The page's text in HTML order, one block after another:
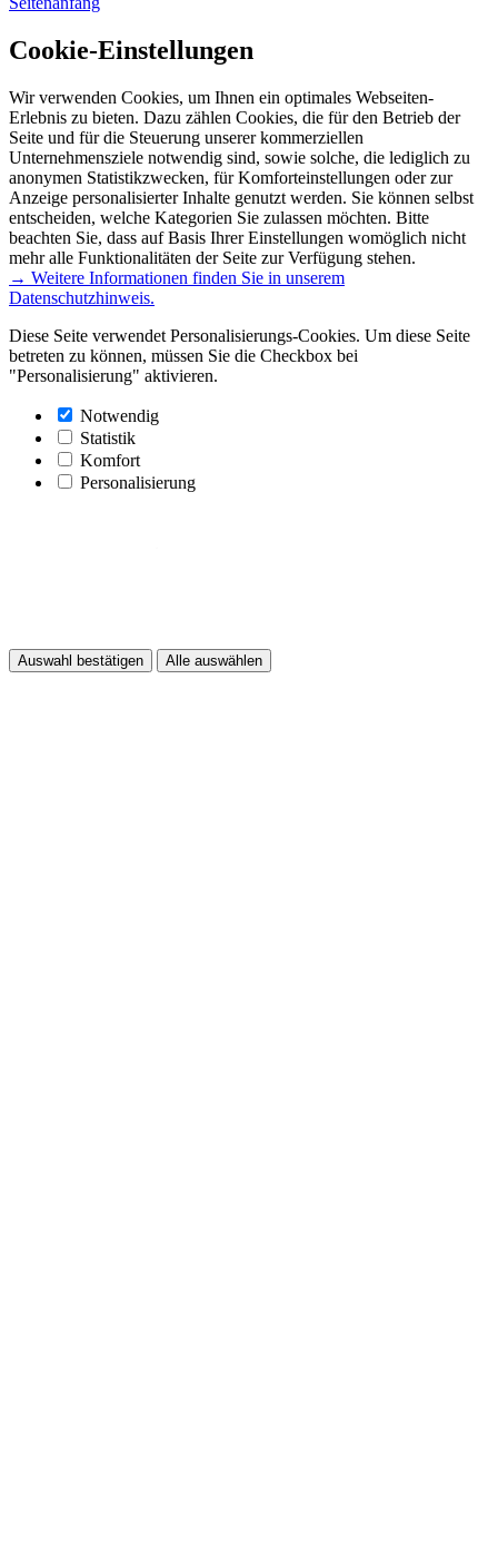
Cookie-Einstellungen
Wir verwenden Cookies, um Ihnen ein optimales Webseiten-
Erlebnis zu bieten. Dazu zählen Cookies, die für den Betrieb der
Seite und für die Steuerung unserer kommerziellen
Unternehmensziele notwendig sind, sowie solche, die lediglich zu
anonymen Statistikzwecken, für Komforteinstellungen oder zur
Anzeige personalisierter Inhalte genutzt werden. Sie können selbst
entscheiden, welche Kategorien Sie zulassen möchten. Bitte
beachten Sie, dass auf Basis Ihrer Einstellungen womöglich nicht
mehr alle Funktionalitäten der Seite zur Verfügung stehen.
→ Weitere Informationen finden Sie in unserem
Datenschutzhinweis.
Diese Seite verwendet Personalisierungs-Cookies. Um diese Seite
betreten zu können, müssen Sie die Checkbox bei
"Personalisierung" aktivieren.
Notwendig
Statistik
Komfort
Personalisierung
Auswahl bestätigen Alle auswählen